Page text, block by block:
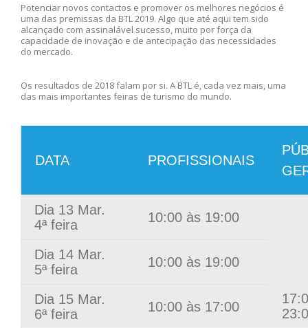
Potenciar novos contactos e promover os melhores negócios é
uma das premissas da BTL 2019. Algo que até aqui tem sido
alcançado com assinalável sucesso, muito por força da
capacidade de inovação e de antecipação das necessidades
do mercado.
Os resultados de 2018 falam por si. A BTL é, cada vez mais, uma
das mais importantes feiras de turismo do mundo.
DATA PROFISSIONAIS
Dia 13 Mar.
4ª feira
10:00 às 19:00
Dia 14 Mar.
5ª feira
10:00 às 19:00
Dia 15 Mar.
6ª feira
10:00 às 17:00